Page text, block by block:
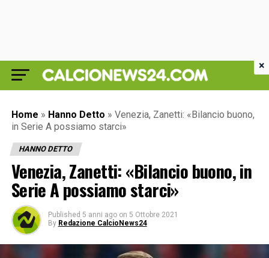
Home » Hanno Detto » Venezia, Zanetti: «Bilancio buono,
in Serie A possiamo starci»
HANNO DETTO
Venezia, Zanetti: «Bilancio buono, in
Serie A possiamo starci»
Published 5 anni ago on 5 Ottobre 2021
By Redazione CalcioNews24
×